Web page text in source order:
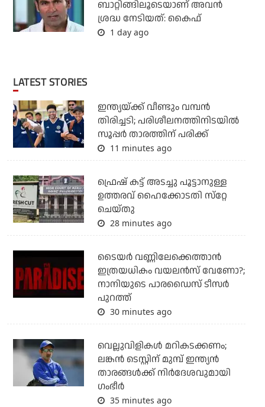
ബാറ്റിങ്ങിലൂടെയാണ് അവൻ
ശ്രദ്ധ നേടിയത്: കൈഫ്
1 day ago
LATEST STORIES
ഇന്ത്യയ്ക്ക് വീണ്ടും വമ്പന്‍
തിരിച്ചടി; പരിശീലനത്തിനിടയില്‍
സൂപ്പര്‍ താരത്തിന് പരിക്ക്
11 minutes ago
ഫ്രെഷ് കട്ട് അടച്ചു പൂട്ടാനുള്ള
ഉത്തരവ് ഹൈക്കോടതി സ്‌റ്റേ
ചെയ്തു
28 minutes ago
ടൈയര്‍ വണ്ണിലേക്കെത്താന്‍
ഇത്രയധികം വയലന്‍സ് വേണോ?;
നാനിയുടെ പാരഡൈസ് ടീസര്‍
പുറത്ത്
30 minutes ago
വെല്ലുവിളികള്‍ മറികടക്കണം;
ലങ്കന്‍ ടെസ്റ്റിന് മുമ്പ് ഇന്ത്യന്‍
താരങ്ങള്‍ക്ക് നിര്‍ദേശവുമായി
ഗംഭീര്‍
35 minutes ago